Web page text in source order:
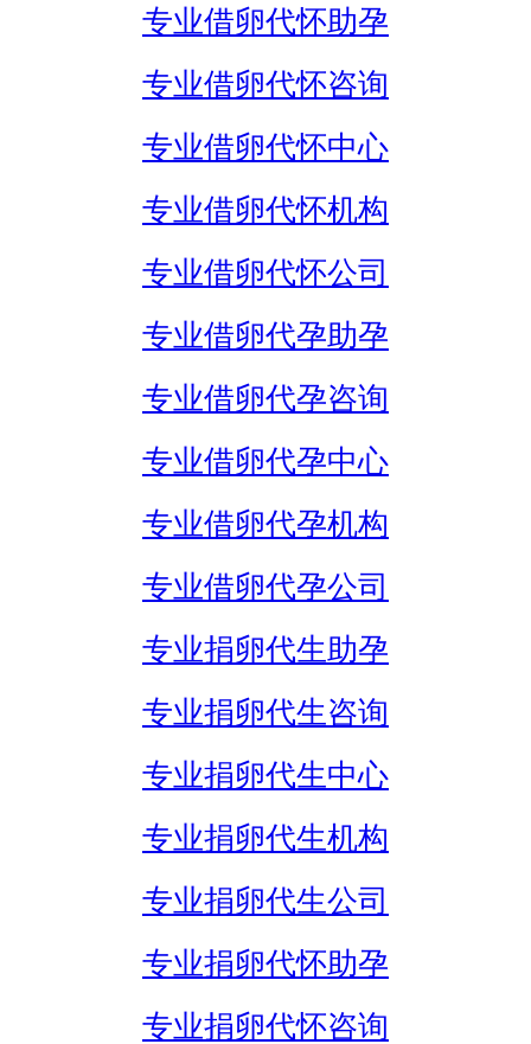
专业借卵代怀助孕
专业借卵代怀咨询
专业借卵代怀中心
专业借卵代怀机构
专业借卵代怀公司
专业借卵代孕助孕
专业借卵代孕咨询
专业借卵代孕中心
专业借卵代孕机构
专业借卵代孕公司
专业捐卵代生助孕
专业捐卵代生咨询
专业捐卵代生中心
专业捐卵代生机构
专业捐卵代生公司
专业捐卵代怀助孕
专业捐卵代怀咨询